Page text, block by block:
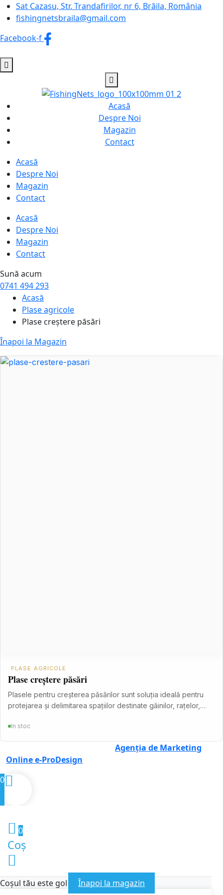
Sat Cazasu, Str. Trandafirilor, nr 6, Brăila, România
fishingnetsbraila@gmail.com
Facebook-f
Acasă
Despre Noi
Magazin
Contact
Acasă
Despre Noi
Magazin
Contact
Acasă
Despre Noi
Magazin
Contact
Sună acum
0741 494 293
Acasă
Plase agricole
Plase creștere păsări
Înapoi la Magazin
PLASE AGRICOLE
Plase creștere păsări
Plasele pentru creșterea păsărilor sunt soluția ideală pentru
protejarea și delimitarea spațiilor destinate găinilor, rațelor,…
In stoc
Agenția de Marketing
Online e-ProDesign
0
0
Coș
Coșul tău este gol Înapoi la magazin